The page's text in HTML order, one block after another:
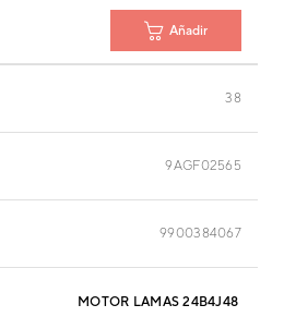
Añadir
38
9AGF02565
9900384067
MOTOR LAMAS 24B4J48